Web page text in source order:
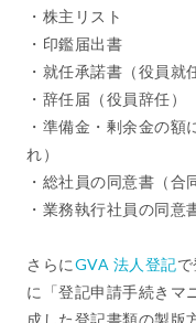
・株主リスト
・印鑑届出書
・就任承諾書（役員就
・辞任届（役員辞任）
・準備金・剰余金の額
れ）
・総社員の同意書（合
・業務執行社員の同意
さらにGVA 法人登記
に「登記申請手続きマ
成した登記書類の製版